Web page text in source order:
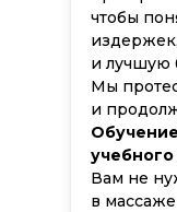
чтобы
и лучшую
Мы
и
учебного
Вам не
в